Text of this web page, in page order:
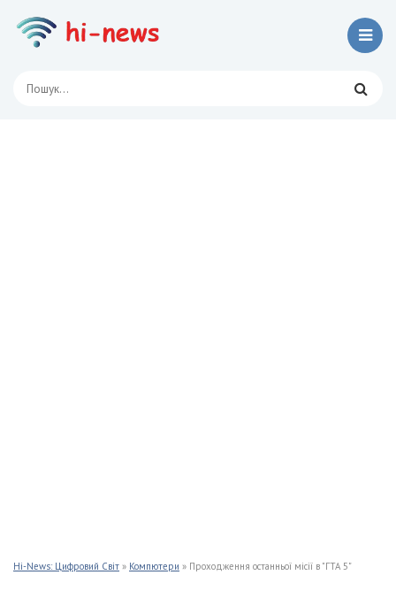
Hi-News: Цифровий Світ » Компютери » Проходження останньої місії в "ГТА 5"